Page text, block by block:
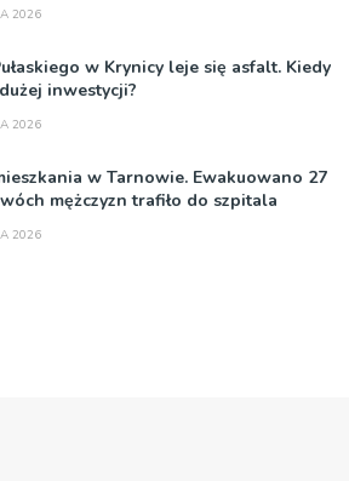
2026
w Krynicy leje się asfalt. Kiedy
inwestycji?
2026
w Tarnowie. Ewakuowano 27
mężczyzn trafiło do szpitala
2026